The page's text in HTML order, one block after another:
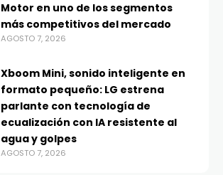
Motor en uno de los segmentos
más competitivos del mercado
AGOSTO 7, 2026
Xboom Mini, sonido inteligente en
formato pequeño: LG estrena
parlante con tecnología de
ecualización con IA resistente al
agua y golpes
AGOSTO 7, 2026